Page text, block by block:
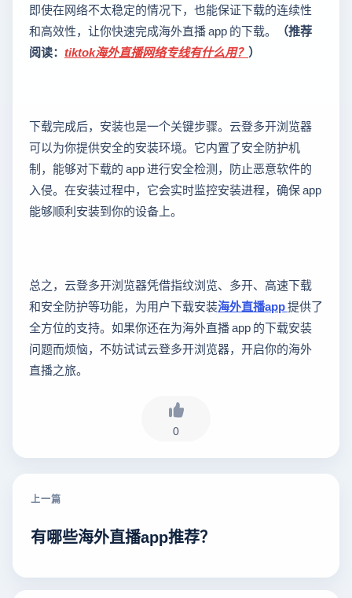
即使在网络不太稳定的情况下，也能保证下载的连续性
和高效性，让你快速完成海外直播 app 的下载。
（推荐
阅读： tiktok海外直播网络专线有什么用？ ）
下载完成后，安装也是一个关键步骤。云登多开浏览器
可以为你提供安全的安装环境。它内置了安全防护机
制，能够对下载的 app 进行安全检测，防止恶意软件的
入侵。在安装过程中，它会实时监控安装进程，确保 app
能够顺利安装到你的设备上。
总之，云登多开浏览器凭借指纹浏览、多开、高速下载
和安全防护等功能，为用户下载安装海外直播app提供了
全方位的支持。如果你还在为海外直播 app 的下载安装
问题而烦恼，不妨试试云登多开浏览器，开启你的海外
直播之旅。
0
上一篇
有哪些海外直播app推荐？